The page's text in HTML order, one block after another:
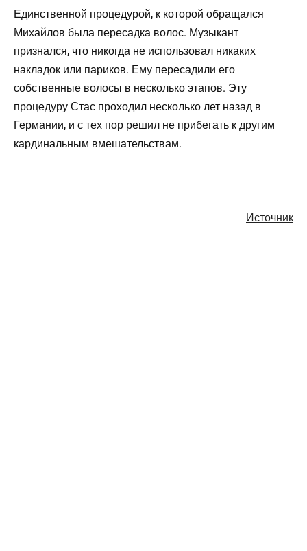
Единственной процедурой, к которой обращался
Михайлов была пересадка волос. Музыкант
признался, что никогда не использовал никаких
накладок или париков. Ему пересадили его
собственные волосы в несколько этапов. Эту
процедуру Стас проходил несколько лет назад в
Германии, и с тех пор решил не прибегать к другим
кардинальным вмешательствам.
Источник